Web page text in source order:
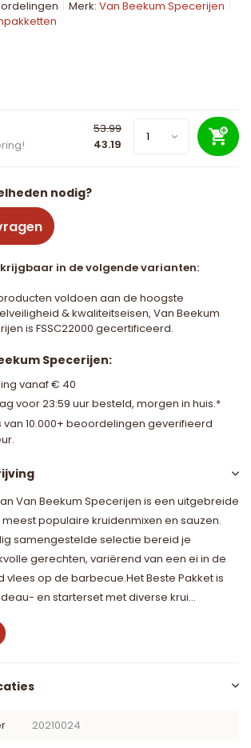
Merk: Van Beekum Specerijen
53.99
43.19
nodig?
in de volgende varianten:
voldoen aan de hoogste
& kwaliteitseisen, Van Beekum
is FSSC22000 gecertificeerd.
Specerijen:
vanaf € 40
voor 23:59 uur besteld, morgen in huis.*
van 10.000+ beoordelingen geverifieerd
Van Beekum Specerijen is een uitgebreide
populaire kruidenmixen en sauzen.
samengestelde selectie bereid je
gerechten, variërend van een ei in de
vlees op de barbecue.Het Beste Pakket is
en starterset met diverse krui...
20210024